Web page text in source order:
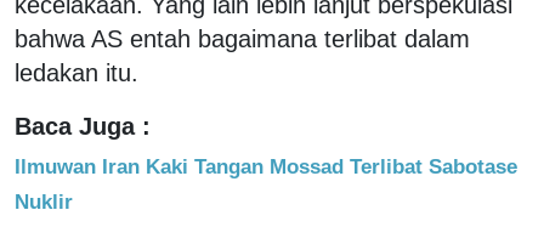
bahwa AS entah bagaimana terlibat dalam
ledakan itu.
Baca Juga :
Ilmuwan Iran Kaki Tangan Mossad Terlibat Sabotase
Nuklir